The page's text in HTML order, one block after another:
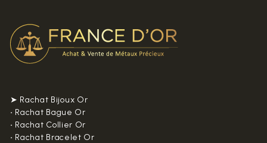
➤ Rachat Bijoux Or
• Rachat Bague Or
• Rachat Collier Or
• Rachat Bracelet Or